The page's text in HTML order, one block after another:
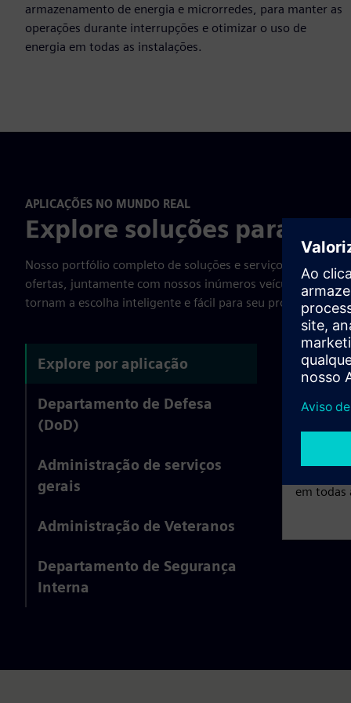
armazenamento de energia e microrredes, para manter as
operações durante interrupções e otimizar o uso de
energia em todas as instalações.
APLICAÇÕES NO MUNDO REAL
Explore soluções para o
Nosso portfólio completo de soluções e serviços atende
ofertas, juntamente com nossos inúmeros veículos
tornam a escolha inteligente e fácil para seu próximo
Explore por aplicação
Departamento de Defesa
(DoD)
Administração de serviços
gerais
Administração de Veteranos
Departamento de Segurança
Interna
Garanta
crítica
em todas